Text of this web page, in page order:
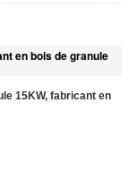
en bois de granule
15KW, fabricant en